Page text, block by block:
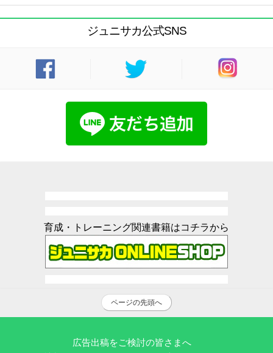
ジュニサカ公式SNS
育成・トレーニング関連書籍はコチラから
ページの先頭へ
広告出稿をご検討の皆さまへ